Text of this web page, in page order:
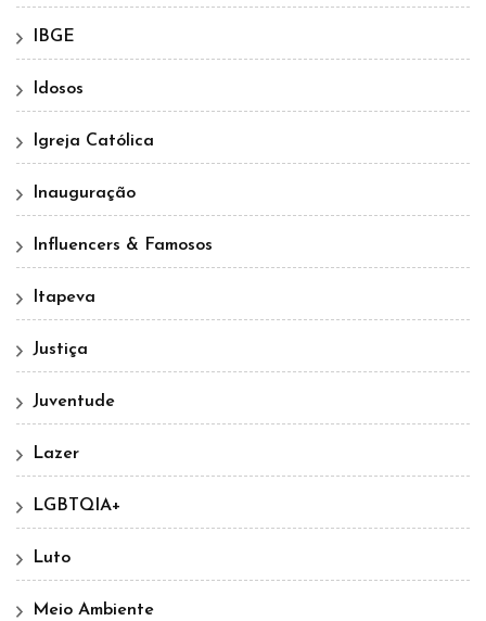
IBGE
Idosos
Igreja Católica
Inauguração
Influencers & Famosos
Itapeva
Justiça
Juventude
Lazer
LGBTQIA+
Luto
Meio Ambiente